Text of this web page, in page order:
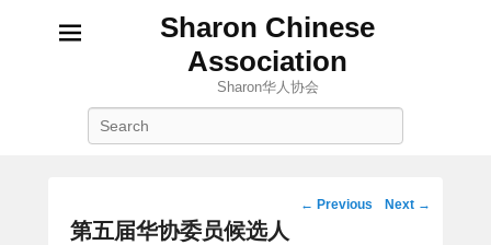
Sharon Chinese
Association
Sharon华人协会
Post
← Previous Next →
第五届华协委员候选人